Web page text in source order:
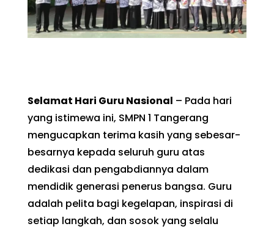
Selamat Hari Guru Nasional – Pada hari
yang istimewa ini, SMPN 1 Tangerang
mengucapkan terima kasih yang sebesar-
besarnya kepada seluruh guru atas
dedikasi dan pengabdiannya dalam
mendidik generasi penerus bangsa. Guru
adalah pelita bagi kegelapan, inspirasi di
setiap langkah, dan sosok yang selalu